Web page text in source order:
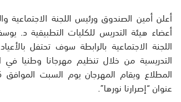
أعلن أمين الصندوق ورئيس اللجنة الاجتماعية
أعضاء هيئة التدريس للكليات التطبيقية د.
اللجنة الاجتماعية بالرابطة سوف تحتفل
عنوان “إصرارنا نورها”.